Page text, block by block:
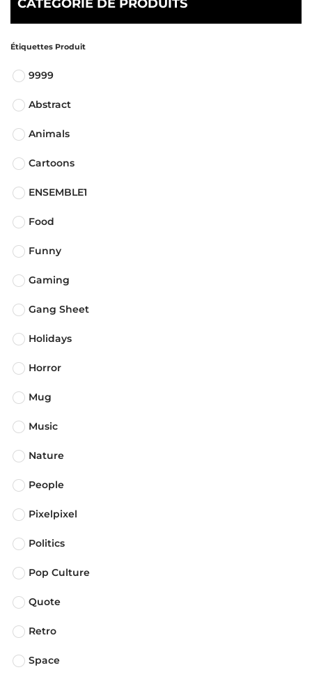
CATÉGORIE DE PRODUITS
Étiquettes Produit
9999
Abstract
Animals
Cartoons
ENSEMBLE1
Food
Funny
Gaming
Gang Sheet
Holidays
Horror
Mug
Music
Nature
People
Pixelpixel
Politics
Pop Culture
Quote
Retro
Space